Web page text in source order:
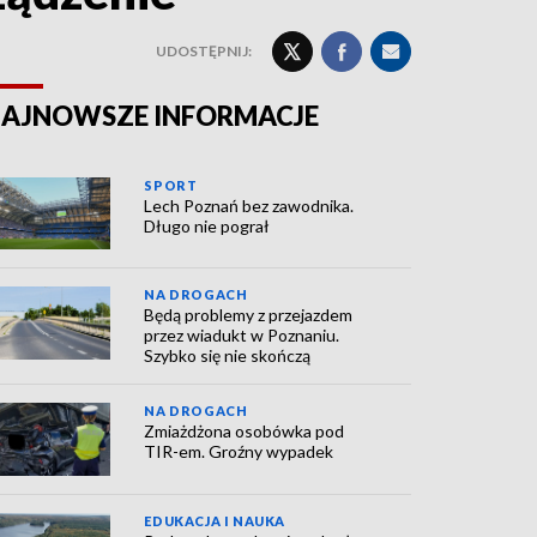
UDOSTĘPNIJ:
INFORMACJE
SPORT
Lech Poznań bez zawodnika.
Długo nie pograł
NA DROGACH
Będą problemy z przejazdem
przez wiadukt w Poznaniu.
Szybko się nie skończą
NA DROGACH
Zmiażdżona osobówka pod
TIR-em. Groźny wypadek
EDUKACJA I NAUKA